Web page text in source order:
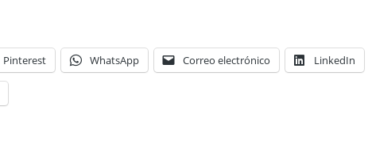
Pinterest WhatsApp Correo electrónico LinkedIn